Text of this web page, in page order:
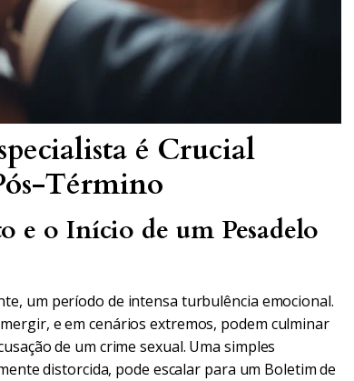
é Crucial
Término
e o Início de um Pesadelo
um período de intensa turbulência emocional.
e em cenários extremos, podem culminar
de um crime sexual. Uma simples
distorcida, pode escalar para um Boletim de